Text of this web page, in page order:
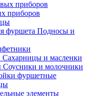
приборов
Подносы и
Сахарницы и масленки
Соусники и молочники
фуршетные